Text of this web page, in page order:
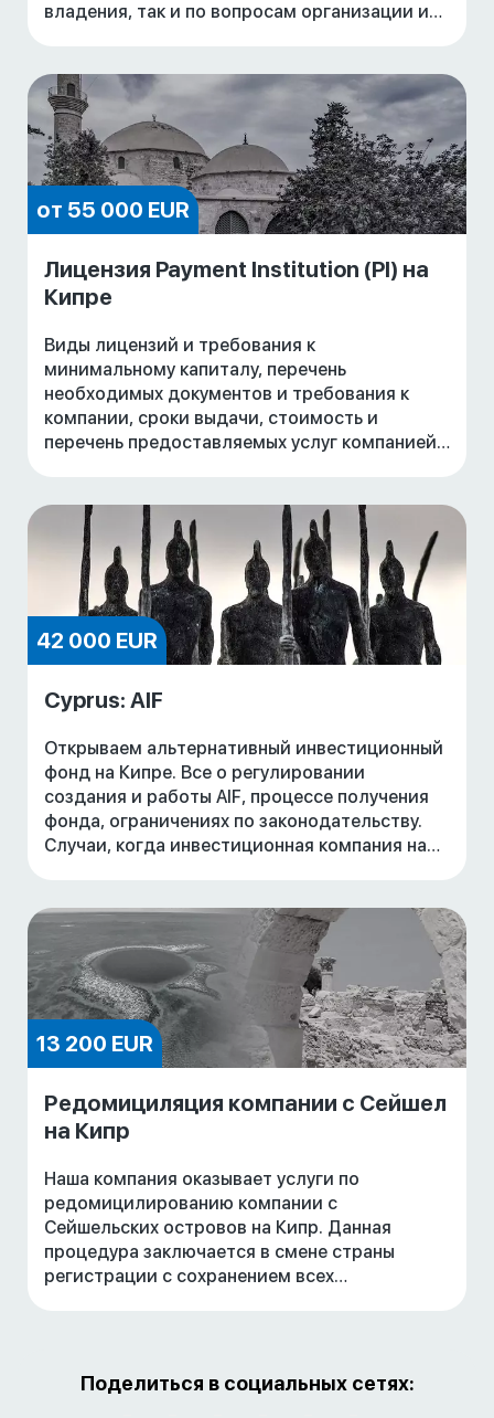
владения, так и по вопросам организации их
от 55 000 EUR
Лицензия Payment Institution (PI) на
Кипре
Виды лицензий и требования к
минимальному капиталу, перечень
необходимых документов и требования к
компании, сроки выдачи, стоимость и
перечень предоставляемых услуг компанией
42 000 EUR
Cyprus: AIF
Открываем альтернативный инвестиционный
фонд на Кипре. Все о регулировании
создания и работы AIF, процессе получения
фонда, ограничениях по законодательству.
Случаи, когда инвестиционная компания на
13 200 EUR
Редомициляция компании с Сейшел
на Кипр
Наша компания оказывает услуги по
редомицилированию компании с
Сейшельских островов на Кипр. Данная
процедура заключается в смене страны
регистрации с сохранением всех
Поделиться в социальных сетях: